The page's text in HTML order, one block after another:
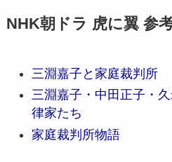
NHK朝ドラ 虎に翼 参
三淵嘉子と家庭裁判所
三淵嘉子・中田正子・
律家たち
家庭裁判所物語